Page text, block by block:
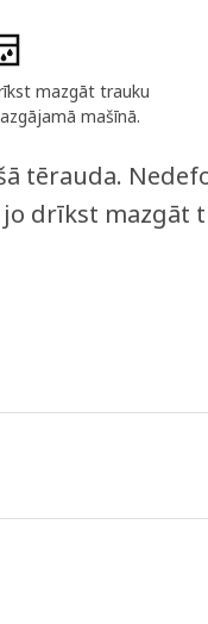
mazgāt trauku
mašīnā.
tērauda.
drīkst mazgāt